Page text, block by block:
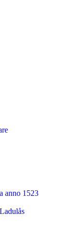
anno 1523